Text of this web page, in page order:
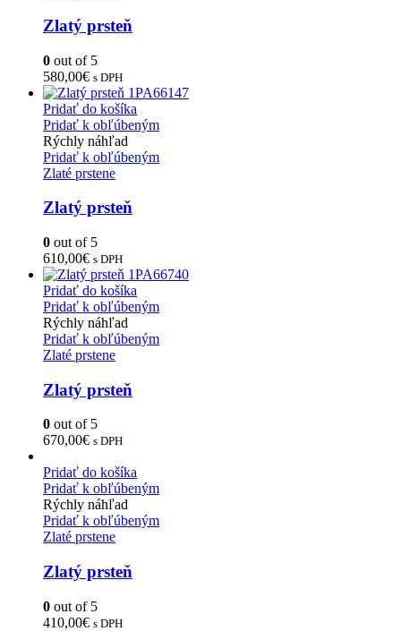
Zlatý prsteň
0 out of 5
580,00€ s DPH
Pridať do košíka
Pridať k obľúbeným
Rýchly náhľad
Pridať k obľúbeným
Zlaté prstene
Zlatý prsteň
0 out of 5
610,00€ s DPH
Pridať do košíka
Pridať k obľúbeným
Rýchly náhľad
Pridať k obľúbeným
Zlaté prstene
Zlatý prsteň
0 out of 5
670,00€ s DPH
Pridať do košíka
Pridať k obľúbeným
Rýchly náhľad
Pridať k obľúbeným
Zlaté prstene
Zlatý prsteň
0 out of 5
410,00€ s DPH